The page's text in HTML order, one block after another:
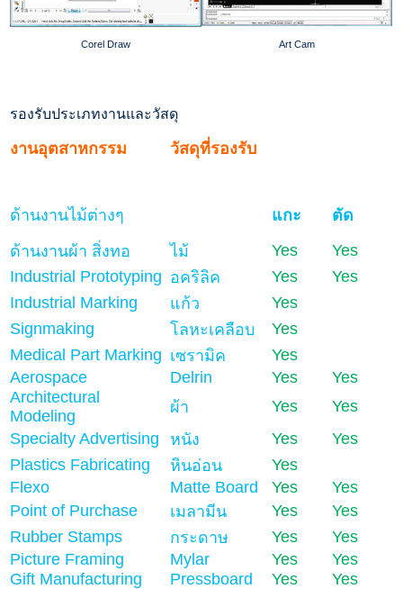
Corel Draw Art Cam
รองรับประเภทงานและวัสดุ
งานอุตสาหกรรม วัสดุที่รองรับ
ด้านงานไม้ต่างๆ แกะ
ตัด
ด้านงานผ้า สิ่งทอ
ไม้ Yes
Yes
Industrial Prototyping อคริลิค Yes
Yes
Industrial Marking
แก้ว
Yes
Signmaking
โลหะเคลือบ
Yes
Medical Part Marking เซรามิค
Yes
Aerospace
Delrin Yes
Yes
Architectural
Modeling
ผ้า Yes
Yes
Specialty Advertising
หนัง Yes
Yes
Plastics Fabricating
หินอ่อน
Yes
Flexo
Matte Board Yes
Yes
Point of Purchase
เมลามีน Yes
Yes
Rubber Stamps
กระดาษ Yes
Yes
Picture Framing
Mylar Yes
Yes
Gift Manufacturing
Pressboard Yes
Yes